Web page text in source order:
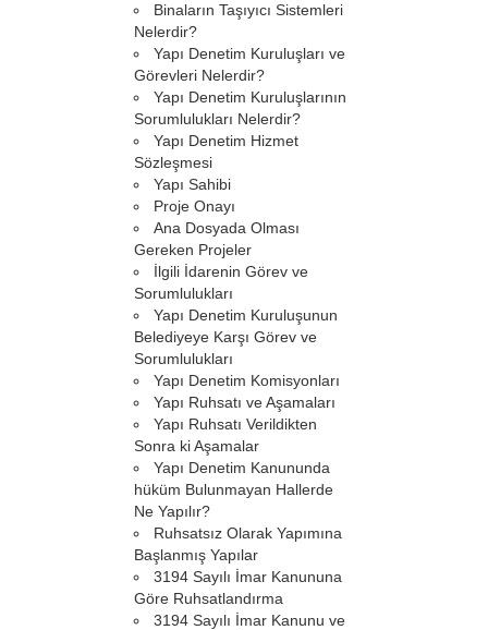
Binaların Taşıyıcı Sistemleri
Nelerdir?
Yapı Denetim Kuruluşları ve
Görevleri Nelerdir?
Yapı Denetim Kuruluşlarının
Sorumlulukları Nelerdir?
Yapı Denetim Hizmet
Sözleşmesi
Yapı Sahibi
Proje Onayı
Ana Dosyada Olması
Gereken Projeler
İlgili İdarenin Görev ve
Sorumlulukları
Yapı Denetim Kuruluşunun
Belediyeye Karşı Görev ve
Sorumlulukları
Yapı Denetim Komisyonları
Yapı Ruhsatı ve Aşamaları
Yapı Ruhsatı Verildikten
Sonra ki Aşamalar
Yapı Denetim Kanununda
hüküm Bulunmayan Hallerde
Ne Yapılır?
Ruhsatsız Olarak Yapımına
Başlanmış Yapılar
3194 Sayılı İmar Kanununa
Göre Ruhsatlandırma
3194 Sayılı İmar Kanunu ve